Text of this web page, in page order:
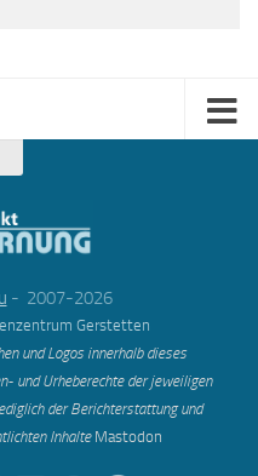
- 2007-2026
Gerstetten
und Logos innerhalb dieses
und Urheberechte der jeweiligen
der Berichterstattung und
Inhalte Mastodon